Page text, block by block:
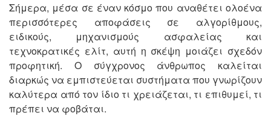
Σήμερα, μέσα σε έναν κόσμο που αναθέτει ολοένα
περισσότερες αποφάσεις σε αλγορίθμους,
ειδικούς, μηχανισμούς ασφαλείας και
τεχνοκρατικές ελίτ, αυτή η σκέψη μοιάζει σχεδόν
προφητική. Ο σύγχρονος άνθρωπος καλείται
διαρκώς να εμπιστεύεται συστήματα που γνωρίζουν
καλύτερα από τον ίδιο τι χρειάζεται, τι επιθυμεί, τι
πρέπει να φοβάται.